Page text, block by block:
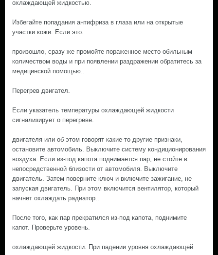
охлаждающей жидкостью.
Избегайте попадания антифриза в глаза или на открытые
участки кожи. Если это.
произошло, сразу же промойте пораженное место обильным
количеством воды и при появлении раздражении обратитесь за
медицинской помощью..
Перегрев двигател.
Если указатель температуры охлаждающей жидкости
сигнализирует о перегреве.
двигателя или об этом говорят какие-то другие признаки,
остановите автомобиль. Выключите систему кондиционирования
воздуха. Если из-под капота поднимается пар, не стойте в
непосредственной близости от автомобиля. Выключите
двигатель. Затем поверните ключ и включите зажигание, не
запуская двигатель. При этом включится вентилятор, который
начнет охлаждать радиатор..
После того, как пар прекратился из-под капота, поднимите
капот. Проверьте уровень.
охлаждающей жидкости. При падении уровня охлаждающей